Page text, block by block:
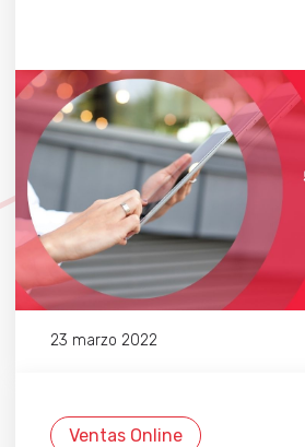
23 marzo 2022
Ventas Online